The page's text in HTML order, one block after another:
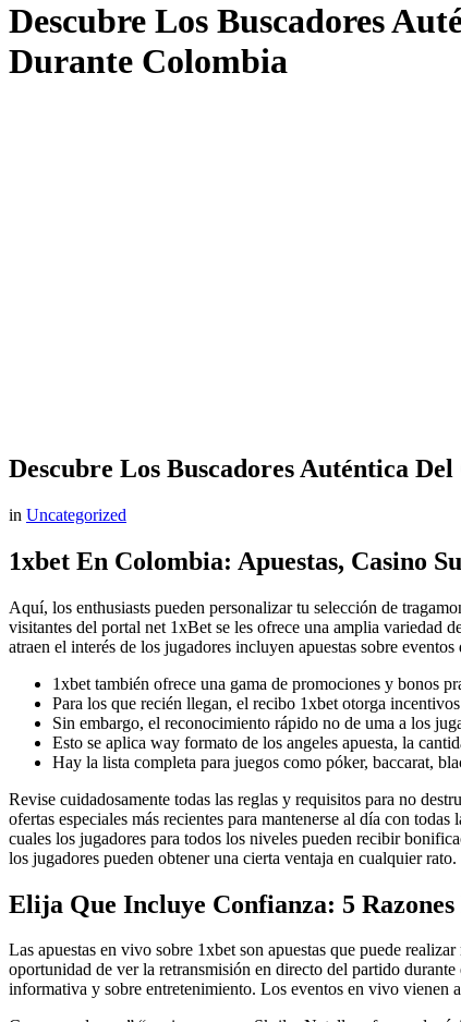
Descubre Los Buscadores
Durante Colombia
Descubre Los Buscadores Auténtica
in Uncategorized
1xbet En Colombia: Apuestas, Casino
Aquí, los enthusiasts pueden personalizar tu selección de
visitantes del portal net 1xBet se les ofrece una amplia variedad
atraen el interés de los jugadores incluyen apuestas sobre
1xbet también ofrece una gama de promociones y bonos
Para los que recién llegan, el recibo 1xbet otorga
Sin embargo, el reconocimiento rápido no de uma a los
Esto se aplica way formato de los angeles apuesta, la
Hay la lista completa para juegos como póker, baccarat,
Revise cuidadosamente todas las reglas y requisitos para no
ofertas especiales más recientes para mantenerse al día con
cuales los jugadores para todos los niveles pueden recibir
los jugadores pueden obtener una cierta ventaja en cualquier rato.
Elija Que Incluye Confianza: 5
Las apuestas en vivo sobre 1xbet son apuestas que puede
oportunidad de ver la retransmisión en directo del partido
informativa y sobre entretenimiento. Los eventos en vivo vienen